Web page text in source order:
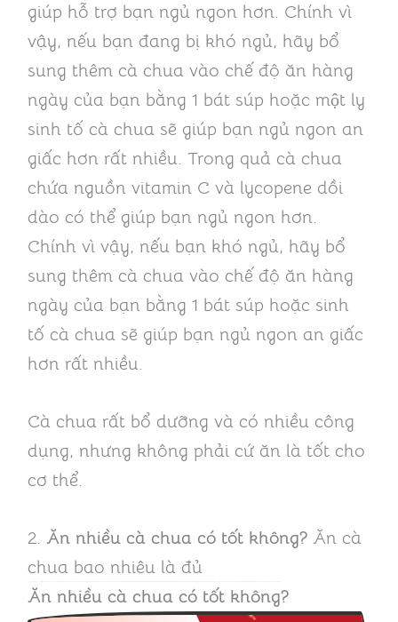
giúp hỗ trợ bạn ngủ ngon hơn. Chính vì
vậy, nếu bạn đang bị khó ngủ, hãy bổ
sung thêm cà chua vào chế độ ăn hàng
ngày của bạn bằng 1 bát súp hoặc một ly
sinh tố cà chua sẽ giúp bạn ngủ ngon an
giấc hơn rất nhiều. Trong quả cà chua
chứa nguồn vitamin C và lycopene dồi
dào có thể giúp bạn ngủ ngon hơn.
Chính vì vậy, nếu bạn khó ngủ, hãy bổ
sung thêm cà chua vào chế độ ăn hàng
ngày của bạn bằng 1 bát súp hoặc sinh
tố cà chua sẽ giúp bạn ngủ ngon an giấc
hơn rất nhiều.
Cà chua rất bổ dưỡng và có nhiều công
dụng, nhưng không phải cứ ăn là tốt cho
cơ thể.
2. Ăn nhiều cà chua có tốt không?Ăn cà
chua bao nhiêu là đủ
Ăn nhiều cà chua có tốt không?